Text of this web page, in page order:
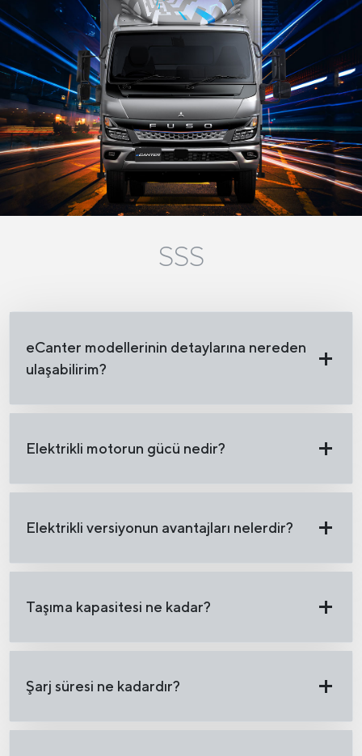
SSS
eCanter modellerinin detaylarına nereden
ulaşabilirim?
Elektrikli motorun gücü nedir?
Elektrikli versiyonun avantajları nelerdir?
Taşıma kapasitesi ne kadar?
Şarj süresi ne kadardır?